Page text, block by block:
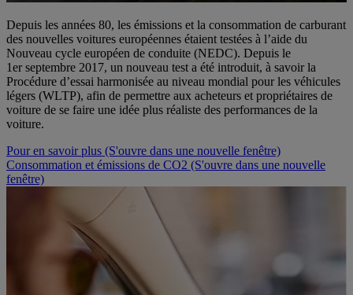
Depuis les années 80, les émissions et la consommation de carburant
des nouvelles voitures européennes étaient testées à l’aide du
Nouveau cycle européen de conduite (NEDC). Depuis le
1er septembre 2017, un nouveau test a été introduit, à savoir la
Procédure d’essai harmonisée au niveau mondial pour les véhicules
légers (WLTP), afin de permettre aux acheteurs et propriétaires de
voiture de se faire une idée plus réaliste des performances de la
voiture.
Pour en savoir plus (S'ouvre dans une nouvelle fenêtre)
Consommation et émissions de CO2 (S'ouvre dans une nouvelle
fenêtre)